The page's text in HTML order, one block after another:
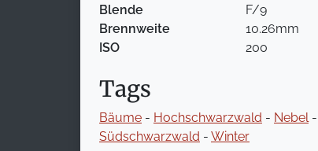
Blende
F/9
Brennweite
10.26mm
ISO
200
Tags
Bäume - Hochschwarzwald - Nebel-
Südschwarzwald - Winter